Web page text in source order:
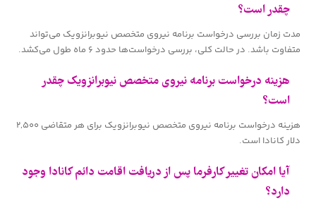
چقدر است؟
مدت زمان بررسی درخواست برنامه نیروی متخصص نیوبرانزویک می‌تواند
متفاوت باشد. در حالت کلی، بررسی درخواست‌ها حدود ۶ ماه طول می‌کشد.
هزینه درخواست برنامه نیروی متخصص نیوبرانزویک چقدر
است؟
هزینه درخواست برنامه نیروی متخصص نیوبرانزویک برای هر متقاضی ۲,۵۰۰
دلار کانادا است.
آیا امکان تغییر کارفرما پس از دریافت اقامت دائم کانادا وجود
دارد؟